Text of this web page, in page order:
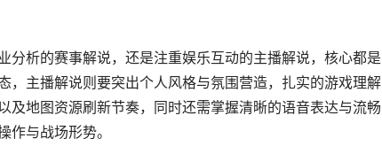
分析的赛事解说，还是注重娱乐互动的主播解说，核心都是
，主播解说则要突出个人风格与氛围营造，扎实的游戏理解
及地图资源刷新节奏，同时还需掌握清晰的语音表达与流畅
作与战场形势。